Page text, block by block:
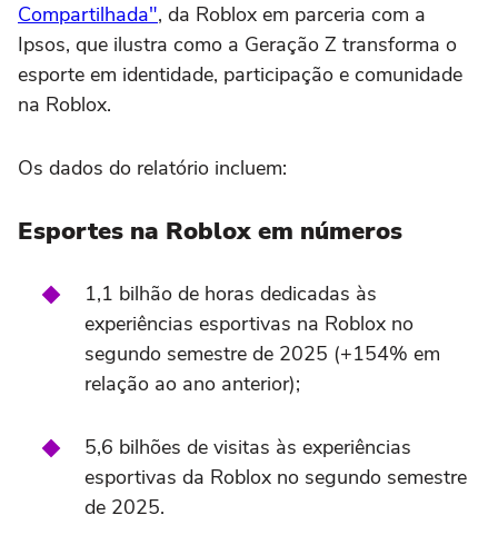
Compartilhada", da Roblox em parceria com a
Ipsos, que ilustra como a Geração Z transforma o
esporte em identidade, participação e comunidade
na Roblox.
Os dados do relatório incluem:
Esportes na Roblox em números
1,1 bilhão de horas dedicadas às
experiências esportivas na Roblox no
segundo semestre de 2025 (+154% em
relação ao ano anterior);
5,6 bilhões de visitas às experiências
esportivas da Roblox no segundo semestre
de 2025.